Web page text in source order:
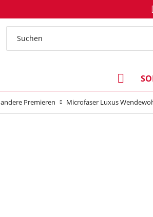
andere Premieren Microfaser Luxus